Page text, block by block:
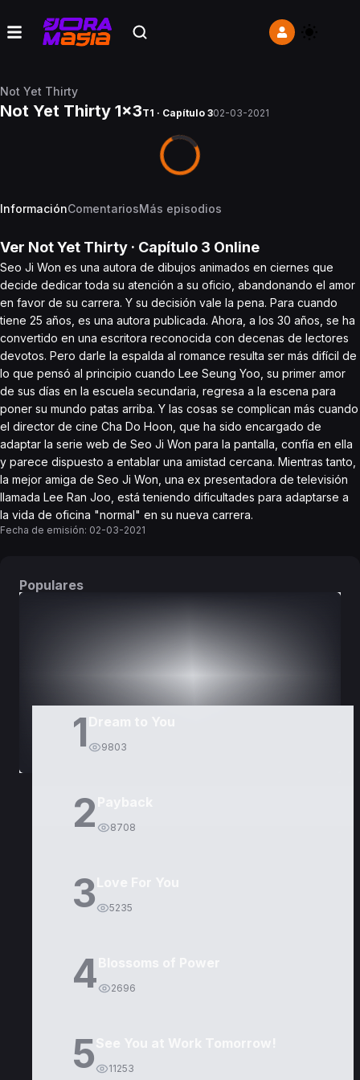
Not Yet Thirty
Not Yet Thirty 1x3T1 · Capítulo 302-03-2021
InformaciónComentariosMás episodios
Ver Not Yet Thirty · Capítulo 3 Online
Seo Ji Won es una autora de dibujos animados en ciernes que
decide dedicar toda su atención a su oficio, abandonando el amor
en favor de su carrera. Y su decisión vale la pena. Para cuando
tiene 25 años, es una autora publicada. Ahora, a los 30 años, se ha
convertido en una escritora reconocida con decenas de lectores
devotos. Pero darle la espalda al romance resulta ser más difícil de
lo que pensó al principio cuando Lee Seung Yoo, su primer amor
de sus días en la escuela secundaria, regresa a la escena para
poner su mundo patas arriba. Y las cosas se complican más cuando
el director de cine Cha Do Hoon, que ha sido encargado de
adaptar la serie web de Seo Ji Won para la pantalla, confía en ella
y parece dispuesto a entablar una amistad cercana. Mientras tanto,
la mejor amiga de Seo Ji Won, una ex presentadora de televisión
llamada Lee Ran Joo, está teniendo dificultades para adaptarse a
la vida de oficina "normal" en su nueva carrera.
Fecha de emisión: 02-03-2021
Populares
1 9803
2 8708
3 5235
4 2696
5 11253